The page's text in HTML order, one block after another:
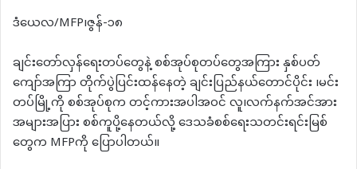
ဒံယေလ/MFP၊ဇွန်-၁၈
ချင်းတော်လှန်ရေးတပ်တွေနဲ့ စစ်အုပ်စုတပ်တွေအကြား နှစ်ပတ်
ကျော်အကြာ တိုက်ပွဲပြင်းထန်နေတဲ့ ချင်းပြည်နယ်တောင်ပိုင်း ၊မင်း
တပ်မြို့ကို စစ်အုပ်စုက တင့်ကားအပါအဝင် လူ၊လက်နက်အင်အား
အများအပြား စစ်ကူပို့နေတယ်လို့ ဒေသခံစစ်ရေးသတင်းရင်းမြစ်
တွေက MFPကို ပြောပါတယ်။